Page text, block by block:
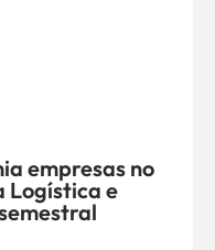
empresas no
Logística e